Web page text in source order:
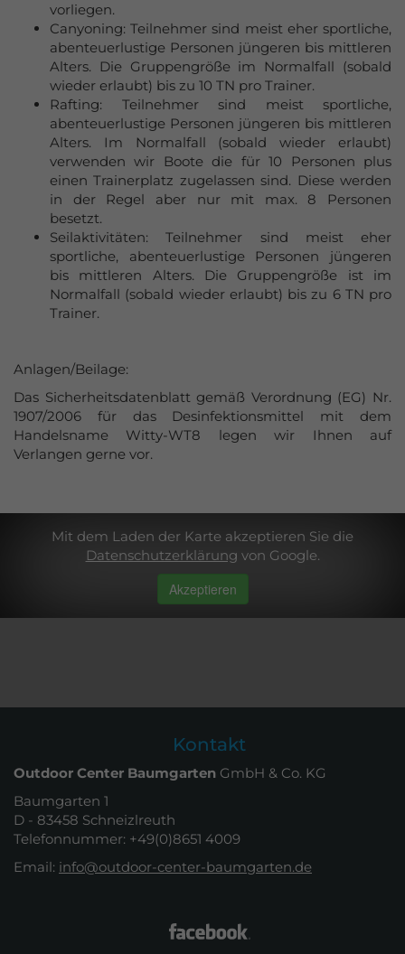
vorliegen.
Canyoning: Teilnehmer sind meist eher sportliche,
abenteuerlustige Personen jüngeren bis mittleren
Alters. Die Gruppengröße im Normalfall (sobald
wieder erlaubt) bis zu 10 TN pro Trainer.
Rafting: Teilnehmer sind meist sportliche,
abenteuerlustige Personen jüngeren bis mittleren
Alters. Im Normalfall (sobald wieder erlaubt)
verwenden wir Boote die für 10 Personen plus
einen Trainerplatz zugelassen sind. Diese werden
in der Regel aber nur mit max. 8 Personen
besetzt.
Seilaktivitäten: Teilnehmer sind meist eher
sportliche, abenteuerlustige Personen jüngeren
bis mittleren Alters. Die Gruppengröße ist im
Normalfall (sobald wieder erlaubt) bis zu 6 TN pro
Trainer.
Anlagen/Beilage:
Das Sicherheitsdatenblatt gemäß Verordnung (EG) Nr.
1907/2006 für das Desinfektionsmittel mit dem
Handelsname Witty-WT8 legen wir Ihnen auf
Verlangen gerne vor.
Mit dem Laden der Karte akzeptieren Sie die
Datenschutzerklärung von Google.
Akzeptieren
Kontakt
Outdoor Center Baumgarten GmbH & Co. KG
Baumgarten 1
D - 83458 Schneizlreuth
Telefonnummer: +49(0)8651 4009
Email: info@outdoor-center-baumgarten.de